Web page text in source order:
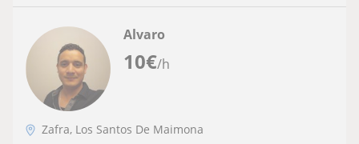
10€/h
Alvaro
Zafra, Los Santos De Maimona